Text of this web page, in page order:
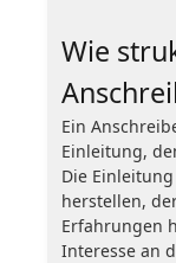
Wie
Ein
Einleitung,
Die
herstellen,
Erfahrungen
Interesse an